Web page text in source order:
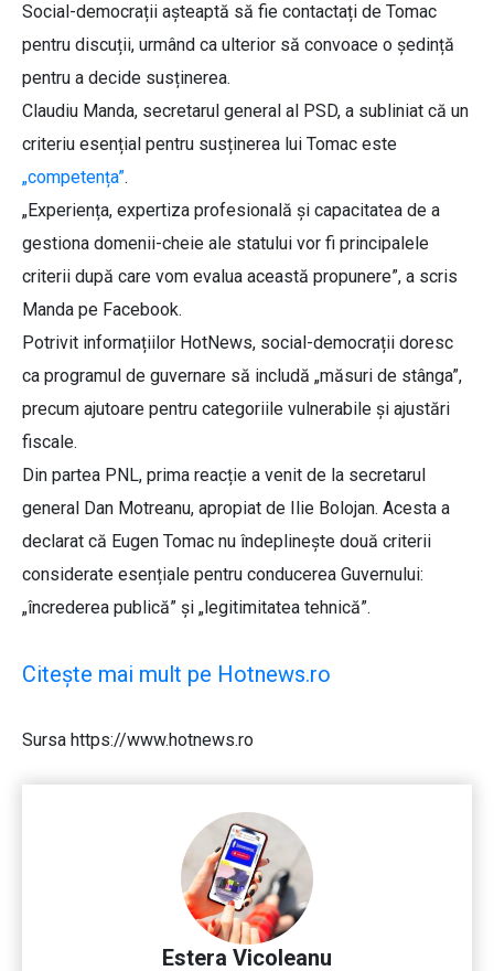
Social-democrații așteaptă să fie contactați de Tomac
pentru discuții, urmând ca ulterior să convoace o ședință
pentru a decide susținerea.
Claudiu Manda, secretarul general al PSD, a subliniat că un
criteriu esențial pentru susținerea lui Tomac este
„competența”.
„Experiența, expertiza profesională și capacitatea de a
gestiona domenii-cheie ale statului vor fi principalele
criterii după care vom evalua această propunere”, a scris
Manda pe Facebook.
Potrivit informațiilor HotNews, social-democrații doresc
ca programul de guvernare să includă „măsuri de stânga”,
precum ajutoare pentru categoriile vulnerabile și ajustări
fiscale.
Din partea PNL, prima reacție a venit de la secretarul
general Dan Motreanu, apropiat de Ilie Bolojan. Acesta a
declarat că Eugen Tomac nu îndeplinește două criterii
considerate esențiale pentru conducerea Guvernului:
„încrederea publică” și „legitimitatea tehnică”.
Citește mai mult pe Hotnews.ro
Sursa https://www.hotnews.ro
Estera Vicoleanu